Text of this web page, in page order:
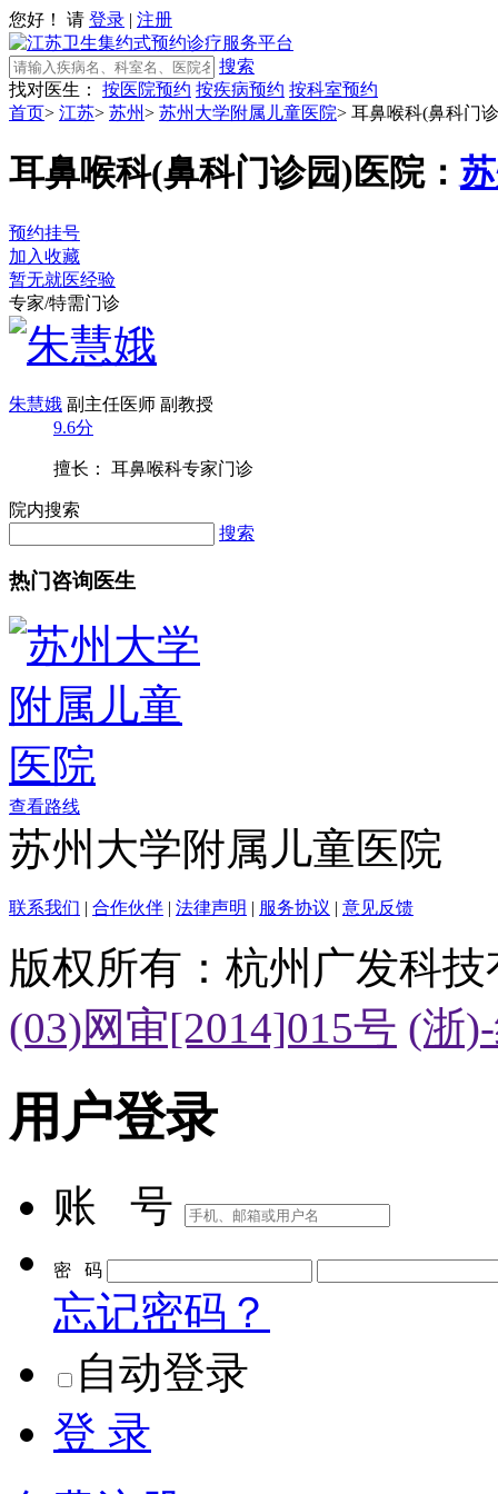
您好！ 请 登录 | 注册
搜索
找对医生：
按医院预约 按疾病预约 按科室预约
首页> 江苏> 苏州> 苏州大学附属儿童医院> 耳鼻喉科(鼻科门
耳鼻喉科(鼻科门诊园)医院：
预约挂号
加入收藏
暂无就医经验
专家/特需门诊
朱慧娥 副主任医师 副教授
9.6分
擅长： 耳鼻喉科专家门诊
院内搜索
搜索
热门咨询医生
查看路线
苏州大学附属儿童医院
联系我们 | 合作伙伴 | 法律声明 | 服务协议 | 意见反馈
版权所有：杭州广发科
(03)网审[2014]015号 (浙
用户登录
账 号
密 码
忘记密码？
自动登录
登 录